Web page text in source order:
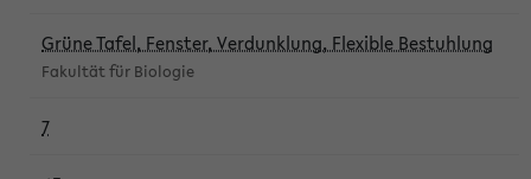
Grüne Tafel, Fenster, Verdunklung, Flexible Bestuhlung
Fakultät für Biologie
7